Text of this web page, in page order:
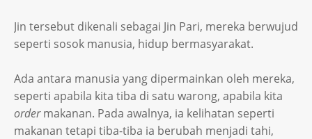
Jin tersebut dikenali sebagai Jin Pari, mereka berwujud
seperti sosok manusia, hidup bermasyarakat.
Ada antara manusia yang dipermainkan oleh mereka,
seperti apabila kita tiba di satu warong, apabila kita
ordermakanan. Pada awalnya, ia kelihatan seperti
makanan tetapi tiba-tiba ia berubah menjadi tahi,